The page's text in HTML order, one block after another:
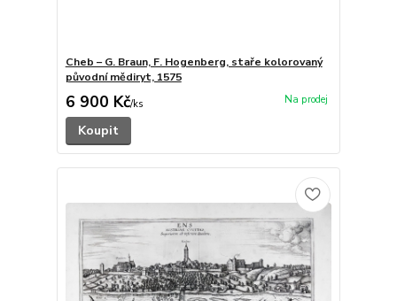
Cheb – G. Braun, F. Hogenberg, staře kolorovaný
původní mědiryt, 1575
6 900 Kč/ks
Koupit